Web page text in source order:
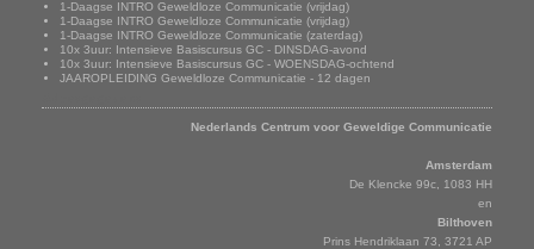
1-Daagse INTRO Geweldloze Communicatie (vrijdag)
1-Daagse INTRO Geweldloze Communicatie (vrijdag)
1-Daagse INTRO Geweldloze Communicatie (zaterdag)
10x 3uur: Intensieve Basiscursus GC - DINSDAG-avond
10x 3uur: Intensieve Basiscursus GC - WOENSDAG-ochtend
JAAROPLEIDING Geweldloze Communicatie - 12 dagen
Nederlands Centrum voor Geweldige Communicatie
Amsterdam
De Klencke 99c, 1083 HH
en
Bilthoven
Prins Hendriklaan 73, 3721 AP